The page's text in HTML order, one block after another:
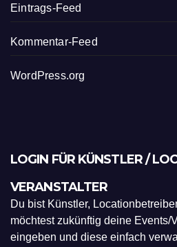
Eintrags-Feed
Kommentar-Feed
WordPress.org
LOGIN FÜR KÜNSTLER /
VERANSTALTER
Du bist Künstler,
möchtest zukünftig deine Events/
eingeben und diese einfach